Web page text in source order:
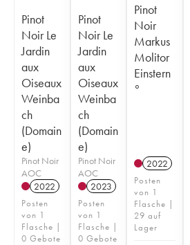
Pinot
Noir Le
Jardin
aux
Oiseaux
Weinba
ch
(Domain
e)
Pinot Noir
AOC
2022
Posten
von 1
Flasche |
0 Gebote
Pinot
Noir Le
Jardin
aux
Oiseaux
Weinba
ch
(Domain
e)
Pinot Noir
AOC
2023
Posten
von 1
Flasche |
0 Gebote
Pinot
Noir
Markus
Molitor
Einstern
°
2022
Posten
von 1
Flasche |
29 auf
Lager